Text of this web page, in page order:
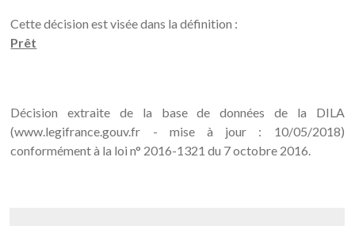
Cette décision est visée dans la définition :
Prêt
Décision extraite de la base de données de la DILA
(www.legifrance.gouv.fr - mise à jour : 10/05/2018)
conformément à la loi n° 2016-1321 du 7 octobre 2016.